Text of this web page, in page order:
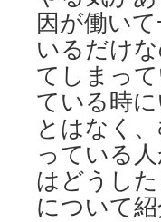
因が働い
いるだけ
てしまっ
ている時
とはなく
っている
はどうし
について